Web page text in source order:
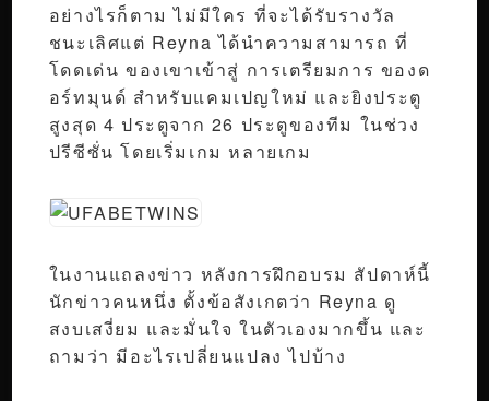
อย่างไรก็ตาม ไม่มีใคร ที่จะได้รับรางวัล
ชนะเลิศแต่ Reyna ได้นำความสามารถ ที่
โดดเด่น ของเขาเข้าสู่ การเตรียมการ ของด
อร์ทมุนด์ สำหรับแคมเปญใหม่ และยิงประตู
สูงสุด 4 ประตูจาก 26 ประตูของทีม ในช่วง
ปรีซีซั่น โดยเริ่มเกม หลายเกม
ในงานแถลงข่าว หลังการฝึกอบรม สัปดาห์นี้
นักข่าวคนหนึ่ง ตั้งข้อสังเกตว่า Reyna ดู
สงบเสงี่ยม และมั่นใจ ในตัวเองมากขึ้น และ
ถามว่า มีอะไรเปลี่ยนแปลง ไปบ้าง